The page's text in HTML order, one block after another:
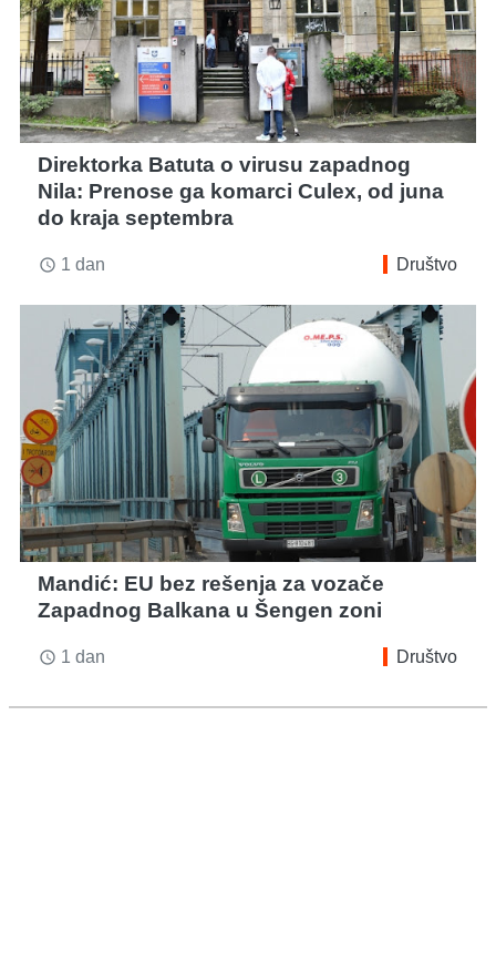
Direktorka Batuta o virusu zapadnog
Nila: Prenose ga komarci Culex, od juna
do kraja septembra
access_time 1 dan Društvo
Mandić: EU bez rešenja za vozače
Zapadnog Balkana u Šengen zoni
access_time 1 dan Društvo